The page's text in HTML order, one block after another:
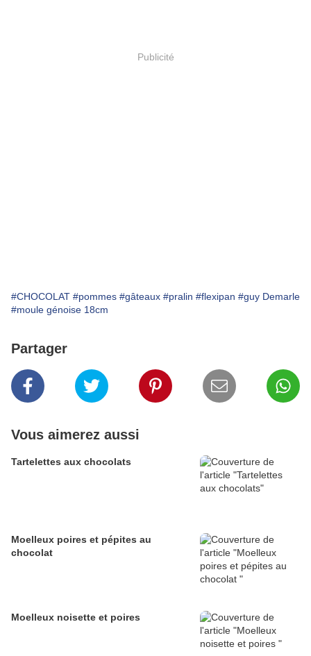
Publicité
#CHOCOLAT #pommes #gâteaux #pralin #flexipan #guy Demarle
#moule génoise 18cm
Partager
Vous aimerez aussi
Tartelettes aux chocolats
Moelleux poires et pépites au
chocolat
Moelleux noisette et poires